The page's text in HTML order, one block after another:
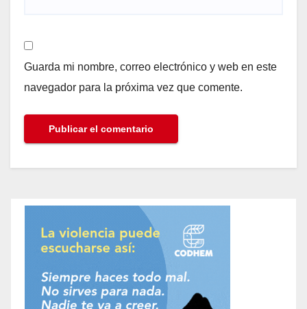
Guarda mi nombre, correo electrónico y web en este
navegador para la próxima vez que comente.